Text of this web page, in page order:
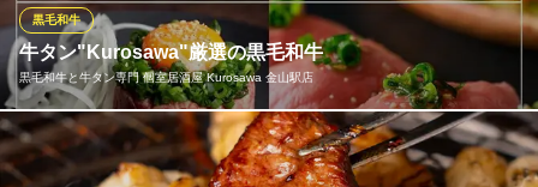
牛タン"Kurosawa"厳選の黒毛和牛
黒毛和牛と牛タン専門 個室居酒屋 Kurosawa 金山駅店
黒毛和牛
「まろやかな旨み・とろける脂身・ほどよく締まった肉質」に惚
れ込み厳選した黒毛和牛を取り扱っております。